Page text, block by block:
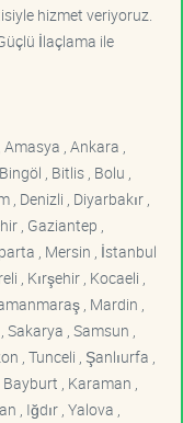
hizmet veriyoruz.
İlaçlama ile
, Ankara ,
, Bitlis , Bolu ,
, Denizli , Diyarbakır ,
, Gaziantep ,
, Mersin , İstanbul
, Kırşehir , Kocaeli ,
, Mardin ,
, Samsun ,
, Tunceli , Şanlıurfa ,
, Karaman ,
, Iğdır , Yalova ,